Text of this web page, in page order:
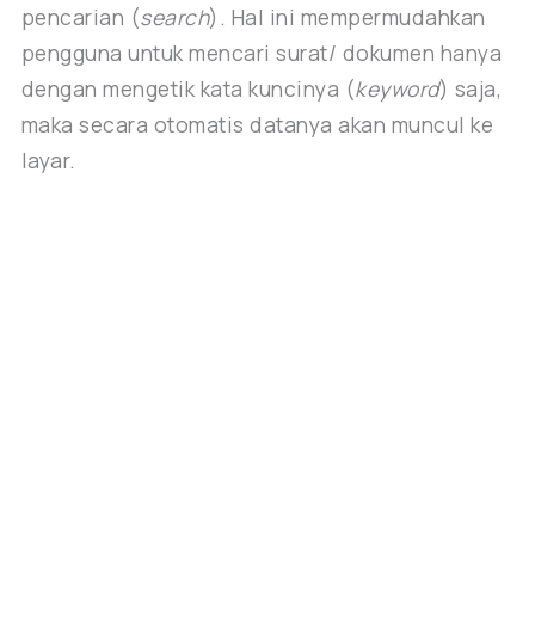
pencarian (search). Hal ini mempermudahkan
pengguna untuk mencari surat/ dokumen hanya
dengan mengetik kata kuncinya (keyword) saja,
maka secara otomatis datanya akan muncul ke
layar.